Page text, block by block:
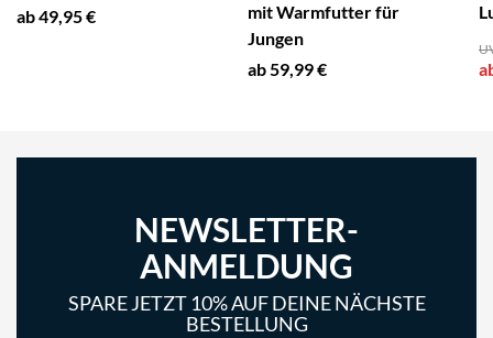
ab 49,95 €
mit Warmfutter für
Jungen
ab 59,99 €
NEWSLETTER-
ANMELDUNG
SPARE JETZT 10% AUF DEINE NÄCHSTE
BESTELLUNG